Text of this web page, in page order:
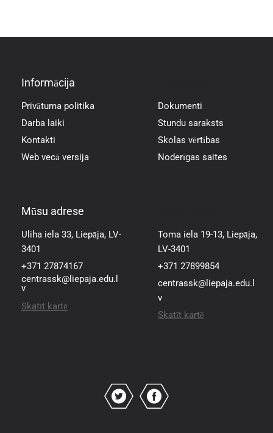
Informācija
Privātuma politika
Darba laiki
Kontakti
Web vecā versija
Dokumenti
Stundu saraksts
Skolas vērtības
Noderīgas saites
Mūsu adrese
Uliha iela 33, Liepāja, LV-
3401
+371 27874167
centrassk@liepaja.edu.l
v
Skatīt kartē
Toma iela 19-13, Liepāja,
LV-3401
+371 27899854
centrassk@liepaja.edu.l
v
Skatīt kartē